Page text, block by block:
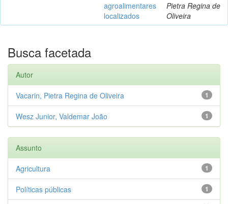
agroalimentares
localizados
Pietra Regina de
Oliveira
Busca facetada
Autor
1
Vacarin, Pietra Regina de Oliveira
1
Wesz Junior, Valdemar João
Assunto
1
Agricultura
1
Políticas públicas